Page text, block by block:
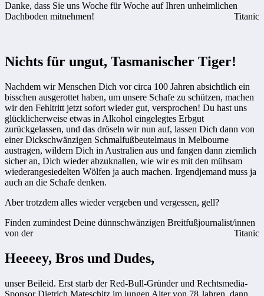
Danke, dass Sie uns Woche für Woche auf Ihren unheimlichen
Dachboden mitnehmen!
Titanic
Nichts für ungut, Tasmanischer Tiger!
Nachdem wir Menschen Dich vor circa 100 Jahren absichtlich ein
bisschen ausgerottet haben, um unsere Schafe zu schützen, machen
wir den Fehltritt jetzt sofort wieder gut, versprochen! Du hast uns
glücklicherweise etwas in Alkohol eingelegtes Erbgut
zurückgelassen, und das dröseln wir nun auf, lassen Dich dann von
einer Dickschwänzigen Schmalfußbeutelmaus in Melbourne
austragen, wildern Dich in Australien aus und fangen dann ziemlich
sicher an, Dich wieder abzuknallen, wie wir es mit den mühsam
wiederangesiedelten Wölfen ja auch machen. Irgendjemand muss ja
auch an die Schafe denken.
Aber trotzdem alles wieder vergeben und vergessen, gell?
Finden zumindest Deine dünnschwänzigen Breitfußjournalist/innen
von der
Titanic
Heeeey, Bros und Dudes,
unser Beileid. Erst starb der Red-Bull-Gründer und Rechtsmedia-
Sponsor Dietrich Mateschitz im jungen Alter von 78 Jahren, dann